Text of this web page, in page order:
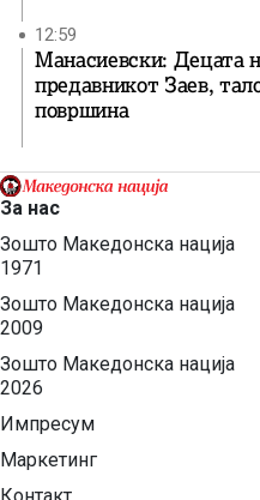
12:59
Манасиевски: Децата
предавникот Заев,
површина
За нас
Зошто Македонска нација
1971
Зошто Македонска нација
2009
Зошто Македонска нација
2026
Импресум
Маркетинг